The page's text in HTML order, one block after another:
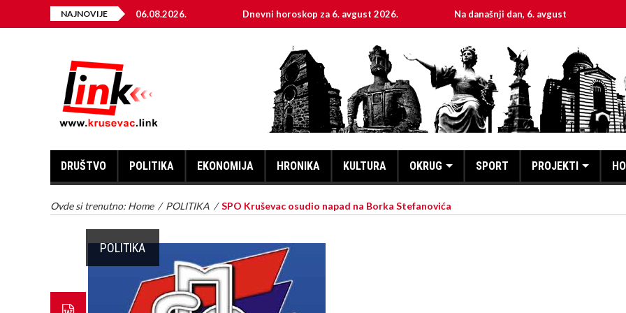
NAJNOVIJE
ENERGIJE ZA 06.08.2026. Dnevni horoskop za 6. avgust 2026. Na današnji dan, 6. avgust Sveta
DRUŠTVO POLITIKA EKONOMIJA HRONIKA KULTURA OKRUG SPORT PROJEKTI
Ovde si trenutno: Home / POLITIKA /SPO Kruševac osudio napad na Borka Stefanovića
POLITIKA